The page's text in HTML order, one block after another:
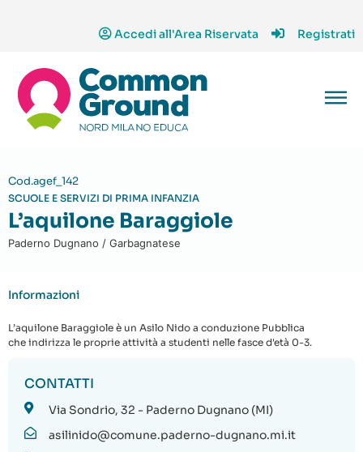
Accedi all'Area Riservata Registrati
Cod.agef_142
SCUOLE E SERVIZI DI PRIMA INFANZIA
L’aquilone Baraggiole
Paderno Dugnano / Garbagnatese
Informazioni
L’aquilone Baraggiole è un Asilo Nido a conduzione Pubblica
che indirizza le proprie attività a studenti nelle fasce d'età 0-3.
CONTATTI
Via Sondrio, 32 - Paderno Dugnano (MI)
asilinido@comune.paderno-dugnano.mi.it